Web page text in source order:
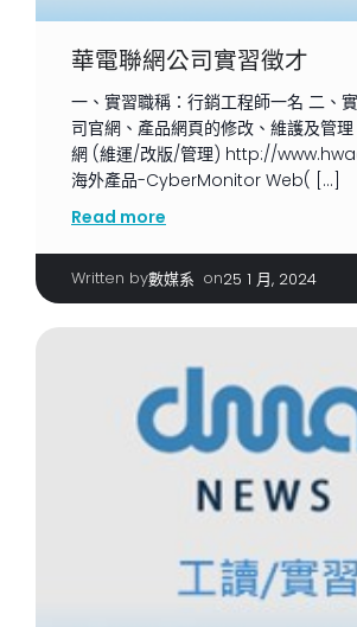
華電聯網公司實習徵才
一、實習職稱：行銷工程師一名 二、
司官網、產品網頁的修改、維護及管
網 (維運/改版/管理) http://
海外產品-CyberMonitor Web( […]
Read more
Written by數媒系 on25 1 月, 2024